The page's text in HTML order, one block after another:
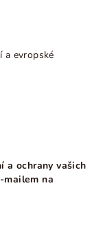
a evropské
a ochrany vašich
mailem na